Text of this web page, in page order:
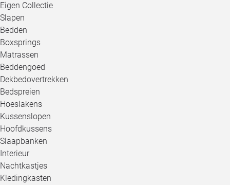
Eigen Collectie
Slapen
Bedden
Boxsprings
Matrassen
Beddengoed
Dekbedovertrekken
Bedspreien
Hoeslakens
Kussenslopen
Hoofdkussens
Slaapbanken
Interieur
Nachtkastjes
Kledingkasten